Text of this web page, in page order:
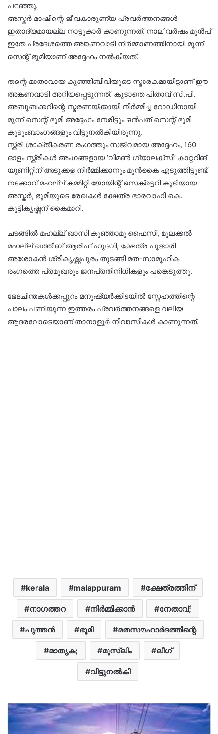
പറഞ്ഞു.
അസ്കർ മാഷിന്റെ ജീവകാരുണ്യ പ്രവർത്തനങ്ങൾ
ഇതാദ്യമായല്ല നാട്ടുകാർ കാണുന്നത്. നാല് വർഷം മുൻപ്
ഇതേ പ്രദേശത്തെ അങ്കണവാടി നിർമ്മാണത്തിനായി മൂന്ന്
സെന്റ് ഭൂമിയാണ് അദ്ദേഹം നൽകിയത്.
തന്റെ മാതാവായ കുഞ്ഞിബീവിയുടെ സ്മാരകമായിട്ടാണ് ഈ
അങ്കണവാടി അറിയപ്പെടുന്നത്. കൂടാതെ പിതാവ് സി.പി.
അബൂബക്കറിന്റെ സ്മരണയ്ക്കായി നിർമ്മിച്ച റോഡിനായി
മൂന്ന് സെന്റ് ഭൂമി അദ്ദേഹം നേരിട്ടും ഒൻപത് സെന്റ് ഭൂമി
കുടുംബാംഗങ്ങളും വിട്ടുനൽകിയിരുന്നു.
സ്ത്രീ ശാക്തീകരണ രംഗത്തും സജീവമായ അദ്ദേഹം, 160
ഓളം സ്ത്രീകൾ അംഗങ്ങളായ ‘വിമൺ ഗ്യാലക്സി’ കാറ്ററിങ്
യൂണിറ്റിന് അടുക്കള നിർമ്മിക്കാനും മുൻകൈ എടുത്തിട്ടുണ്ട്.
നടക്കാവ് മഹല്ല് കമ്മിറ്റി ജോയിന്റ് സെക്രട്ടറി കൂടിയായ
അസ്കർ, ഭൂമിയുടെ രേഖകൾ ക്ഷേത്ര ഭാരവാഹി കെ.
കുട്ടികൃഷ്ണന് കൈമാറി.
ചടങ്ങിൽ മഹല്ല് ഖാസി കുഞ്ഞാമു ഫൈസി, മൂലക്കൽ
മഹല്ല് ഖത്തീബ് ആരിഫ് ഹുദവി, ക്ഷേത്ര പൂജാരി
അശോകൻ ശ്രീകൃഷ്ണപുരം തുടങ്ങി മത-സാമൂഹിക
രംഗത്തെ പ്രമുഖരും ജനപ്രതിനിധികളും പങ്കെടുത്തു.
ഭേദചിന്തകൾക്കപ്പുറം മനുഷ്യർക്കിടയിൽ സ്നേഹത്തിന്റെ
പാലം പണിയുന്ന ഇത്തരം പ്രവർത്തനങ്ങളെ വലിയ
ആദരവോടെയാണ് താനാളൂർ നിവാസികൾ കാണുന്നത്.
kerala malappuram ക്ഷേത്രത്തിന്
നാഗത്തറ നിർമ്മിക്കാൻ നേതാവ്;
പുത്തന്‍ ഭൂമി മതസൗഹാർദത്തിന്റെ
മാതൃക; മുസ്ലിം ലീഗ്
വിട്ടുനൽകി